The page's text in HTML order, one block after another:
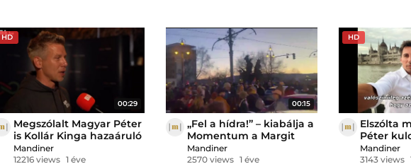
HD
00:29
Megszólalt Magyar Péter
is Kollár Kinga hazaáruló
kijelentéséről
Mandiner
12216 views 1 éve
00:15
„Fel a hídra!” – kiabálja a
Momentum a Margit
hídnál
Mandiner
2570 views 1 éve
HD
Elszólta
Péter
tanították
a
Mandiner
3143 views